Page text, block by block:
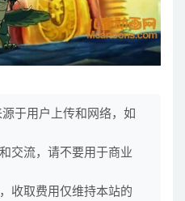
于用户上传和网络，如
交流，请不要用于商业
收取费用仅维持本站的